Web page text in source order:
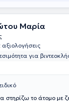
Μαρία
αξιολογήσεις
για
στηρίζω το άτομο με